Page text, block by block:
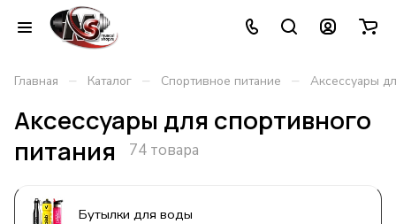
Главная – Каталог – Спортивное питание – Аксессуары
Аксессуары для спортивного
питания
74 товара
Бутылки для воды